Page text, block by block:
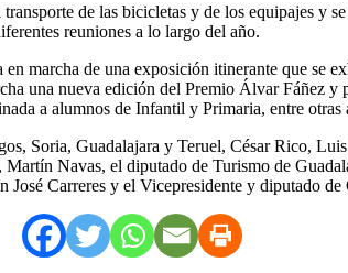
de las bicicletas y de los equipajes y
reuniones a lo largo del año.
marcha de una exposición itinerante que se
una nueva edición del Premio Álvar Fáñez
a alumnos de Infantil y Primaria, entre
Soria, Guadalajara y Teruel, César Rico,
Navas, el diputado de Turismo de
Carreres y el Vicepresidente y diputado